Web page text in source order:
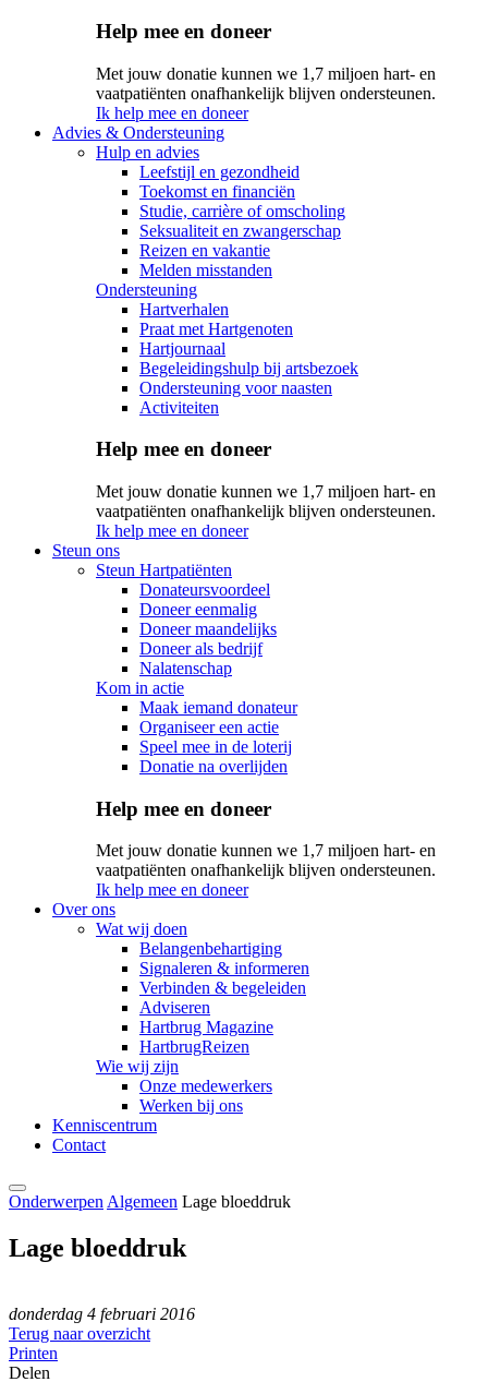
Help mee en doneer
Met jouw donatie kunnen we 1,7 miljoen hart- en
vaatpatiënten onafhankelijk blijven ondersteunen.
Ik help mee en doneer
Advies & Ondersteuning
Hulp en advies
Leefstijl en gezondheid
Toekomst en financiën
Studie, carrière of omscholing
Seksualiteit en zwangerschap
Reizen en vakantie
Melden misstanden
Ondersteuning
Hartverhalen
Praat met Hartgenoten
Hartjournaal
Begeleidingshulp bij artsbezoek
Ondersteuning voor naasten
Activiteiten
Help mee en doneer
Met jouw donatie kunnen we 1,7 miljoen hart- en
vaatpatiënten onafhankelijk blijven ondersteunen.
Ik help mee en doneer
Steun ons
Steun Hartpatiënten
Donateursvoordeel
Doneer eenmalig
Doneer maandelijks
Doneer als bedrijf
Nalatenschap
Kom in actie
Maak iemand donateur
Organiseer een actie
Speel mee in de loterij
Donatie na overlijden
Help mee en doneer
Met jouw donatie kunnen we 1,7 miljoen hart- en
vaatpatiënten onafhankelijk blijven ondersteunen.
Ik help mee en doneer
Over ons
Wat wij doen
Belangenbehartiging
Signaleren & informeren
Verbinden & begeleiden
Adviseren
Hartbrug Magazine
HartbrugReizen
Wie wij zijn
Onze medewerkers
Werken bij ons
Kenniscentrum
Contact
OnderwerpenAlgemeen Lage bloeddruk
Lage bloeddruk
donderdag 4 februari 2016
Terug naar overzicht
Printen
Delen